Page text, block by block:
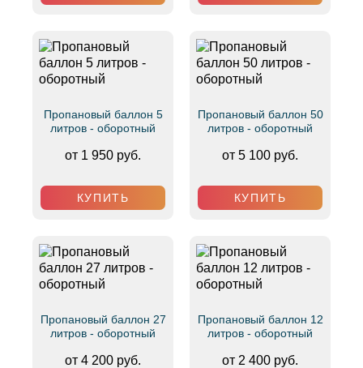
Пропановый баллон 5
литров - оборотный
от 1 950 руб.
КУПИТЬ
Пропановый баллон 50
литров - оборотный
от 5 100 руб.
КУПИТЬ
Пропановый баллон 27
литров - оборотный
от 4 200 руб.
Пропановый баллон 12
литров - оборотный
от 2 400 руб.